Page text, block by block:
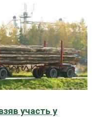
участь у